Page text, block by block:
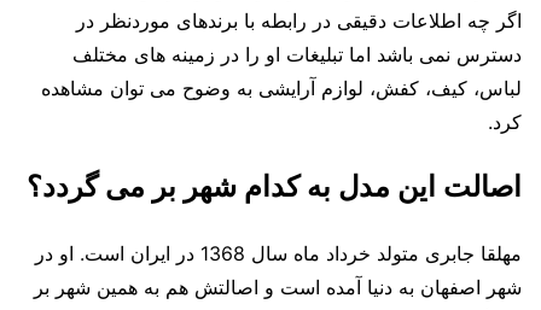
اگر چه اطلاعات دقیقی در رابطه با برندهای موردنظر در
دسترس نمی باشد اما تبلیغات او را در زمینه های مختلف
لباس، کیف، کفش، لوازم آرایشی به وضوح می توان مشاهده
کرد.
اصالت این مدل به کدام شهر بر می گردد؟
مهلقا جابری متولد خرداد ماه سال 1368 در ایران است. او در
شهر اصفهان به دنیا آمده است و اصالتش هم به همین شهر بر